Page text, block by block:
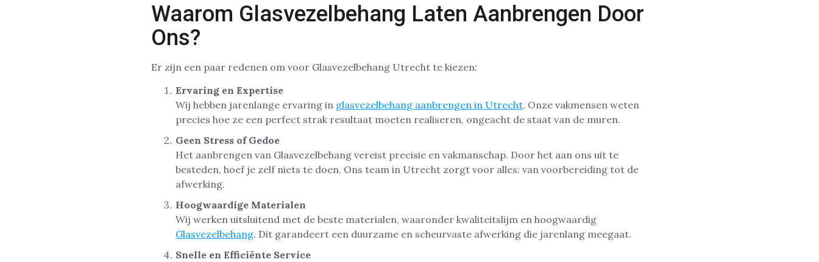
Waarom Glasvezelbehang Laten Aanbrengen Door
Ons?
Er zijn een paar redenen om voor Glasvezelbehang Utrecht te kiezen:
Ervaring en Expertise
Wij hebben jarenlange ervaring in glasvezelbehang aanbrengen in Utrecht. Onze vakmensen weten
precies hoe ze een perfect strak resultaat moeten realiseren, ongeacht de staat van de muren.
Geen Stress of Gedoe
Het aanbrengen van Glasvezelbehang vereist precisie en vakmanschap. Door het aan ons uit te
besteden, hoef je zelf niets te doen. Ons team in Utrecht zorgt voor alles: van voorbereiding tot de
afwerking.
Hoogwaardige Materialen
Wij werken uitsluitend met de beste materialen, waaronder kwaliteitslijm en hoogwaardig
Glasvezelbehang. Dit garandeert een duurzame en scheurvaste afwerking die jarenlang meegaat.
Snelle en Efficiënte Service